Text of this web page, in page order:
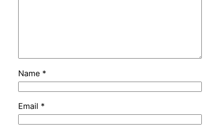
Name *
Email *